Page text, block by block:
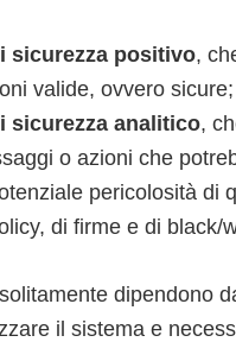
sicurezza positivo,
valide, ovvero sicure;
sicurezza analitico,
o azioni che
pericolosità di
di firme e di black/
dipendono
il sistema e